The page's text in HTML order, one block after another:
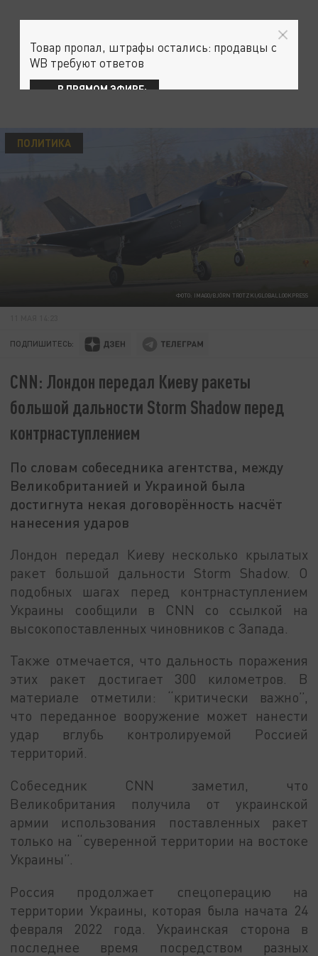
ФОТО: IMAGO/BJÖRN TROTZKI/GLOBALLOOKPRESS
ПОЛИТИКА
ПОДПИШИТЕСЬ:
CNN: Лондон передал Киеву ракеты
большой дальности Storm Shadow перед
контрнаступлением
По словам собеседника агентства, между
Великобританией и Украиной была
достигнута некая договорённость насчёт
нанесения ударов
Лондон передал Киеву несколько крылатых
ракет большой дальности Storm Shadow. О
подобных шагах перед контрнаступлением
Украины сообщили в CNN со ссылкой на
высокопоставленных чиновников с Запада.
Также отмечается, что дальность поражения
этих ракет достигает 300 километров. В
материале отметили: “критически важно”,
что переданное вооружение может нанести
удар вглубь контролируемой Россией
территорий.
Собеседник CNN заметил, что
Великобритания получила от украинской
армии использования поставленных ракет
только на “суверенной территории на востоке
Украины”.
Россия продолжает спецоперацию на
территории Украины, которая была начата 24
февраля 2022 года. Украинская сторона в
последнее время посредством разных
Товар пропал, штрафы остались: продавцы с
WB требуют ответов
В ПРЯМОМ ЭФИРЕ: